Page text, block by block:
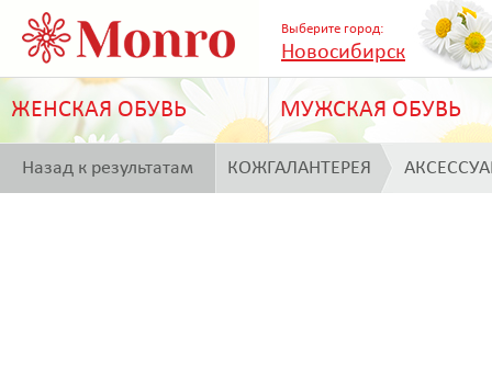
Выберите город:
Новосибирск
ЖЕНСКАЯ ОБУВЬ МУЖСКАЯ ОБУВЬ
Назад к результатам КОЖГАЛАНТЕРЕЯ